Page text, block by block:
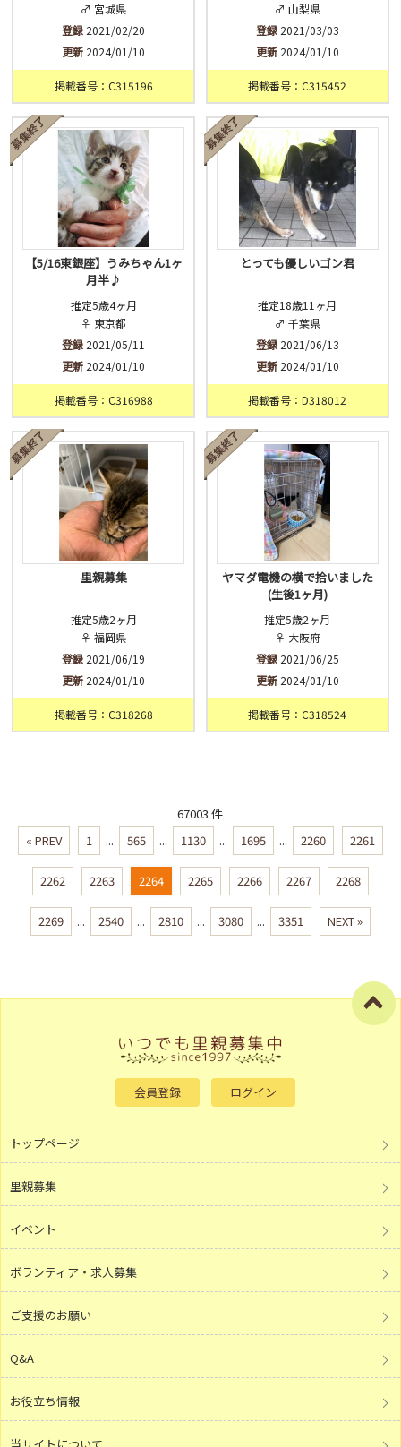
♂ 宮城県
登録 2021/02/20
更新 2024/01/10
掲載番号：C315196
♂ 山梨県
登録2021/03/03
更新2024/01/10
掲載番号：C315452
【5/16東銀座】うみちゃん1ヶ
月半♪
推定5歳4ヶ月
♀ 東京都
登録 2021/05/11
更新 2024/01/10
掲載番号：C316988
とっても優しいゴン君
推定18歳11ヶ月
♂ 千葉県
登録2021/06/13
更新2024/01/10
掲載番号：D318012
里親募集
推定5歳2ヶ月
♀ 福岡県
登録 2021/06/19
更新 2024/01/10
掲載番号：C318268
ヤマダ電機の横で拾いました
(生後1ヶ月)
推定5歳2ヶ月
♀ 大阪府
登録2021/06/25
更新2024/01/10
掲載番号：C318524
67003 件
« PREV
1 ... 565 ... 1130 ... 1695 ... 2260 2261
2262 2263 2264 2265 2266 2267 2268
2269 ... 2540 ... 2810 ... 3080 ... 3351 NEXT »
会員登録 ログイン
トップページ
里親募集
イベント
ボランティア・求人募集
ご支援のお願い
Q&A
お役立ち情報